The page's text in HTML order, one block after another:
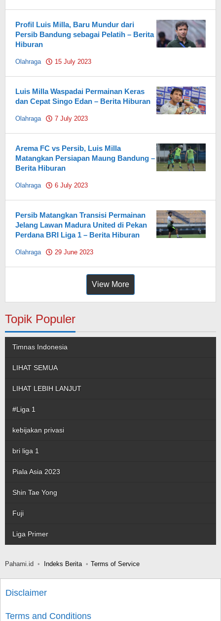
Profil Luis Milla, Baru Mundur dari
Persib Bandung sebagai Pelatih – Berita
Hiburan
Olahraga 15 July 2023
Luis Milla Waspadai Permainan Keras
dan Cepat Singo Edan – Berita Hiburan
Olahraga 7 July 2023
Arema FC vs Persib, Luis Milla
Matangkan Persiapan Maung Bandung –
Berita Hiburan
Olahraga 6 July 2023
Persib Matangkan Transisi Permainan
Jelang Lawan Madura United di Pekan
Perdana BRI Liga 1 – Berita Hiburan
Olahraga 29 June 2023
View More
Topik Populer
Timnas Indonesia
LIHAT SEMUA
LIHAT LEBIH LANJUT
#Liga 1
kebijakan privasi
bri liga 1
Piala Asia 2023
Shin Tae Yong
Fuji
Liga Primer
Pahami.id Indeks Berita Terms of Service
Disclaimer
Terms and Conditions